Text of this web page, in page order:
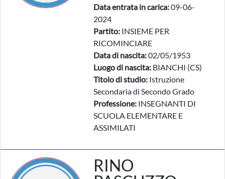
Data entrata in carica:09-06-
2024
Partito: INSIEME PER
RICOMINCIARE
Data di nascita:02/05/1953
Luogo di nascita: BIANCHI (CS)
Titolo di studio: Istruzione
Secondaria di Secondo Grado
Professione: INSEGNANTI DI
SCUOLA ELEMENTARE E
ASSIMILATI
RINO